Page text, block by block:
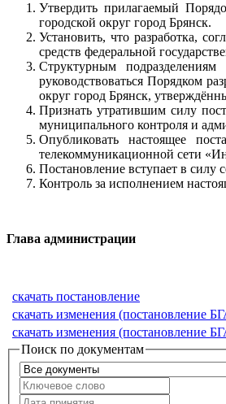
Утвердить прилагаемый
городской округ город Брянск.
Установить, что разработка,
средств федеральной
Структурным
руководствоваться Порядком
округ город Брянск,
Признать утратившим силу
муниципального контроля и
Опубликовать настоящее
телекоммуникационной сети
Постановление вступает в силу
Контроль за исполнением
Глава
скачать постановление
скачать изменения (постановление
скачать изменения (постановление
Поиск по документам